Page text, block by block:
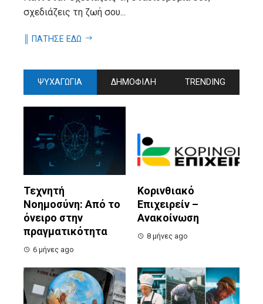
σχεδιάζεις τη ζωή σου...
║ ΠΑΤΗΣΕ ΕΔΩ
ΨΥΧΑΓΩΓΙΑ ΔΗΜΟΦΙΛΗ TRENDING
Τεχνητή
Νοημοσύνη: Από το
όνειρο στην
πραγματικότητα
6 μήνες ago
Κορινθιακό
Επιχειρείν –
Ανακοίνωση
8 μήνες ago